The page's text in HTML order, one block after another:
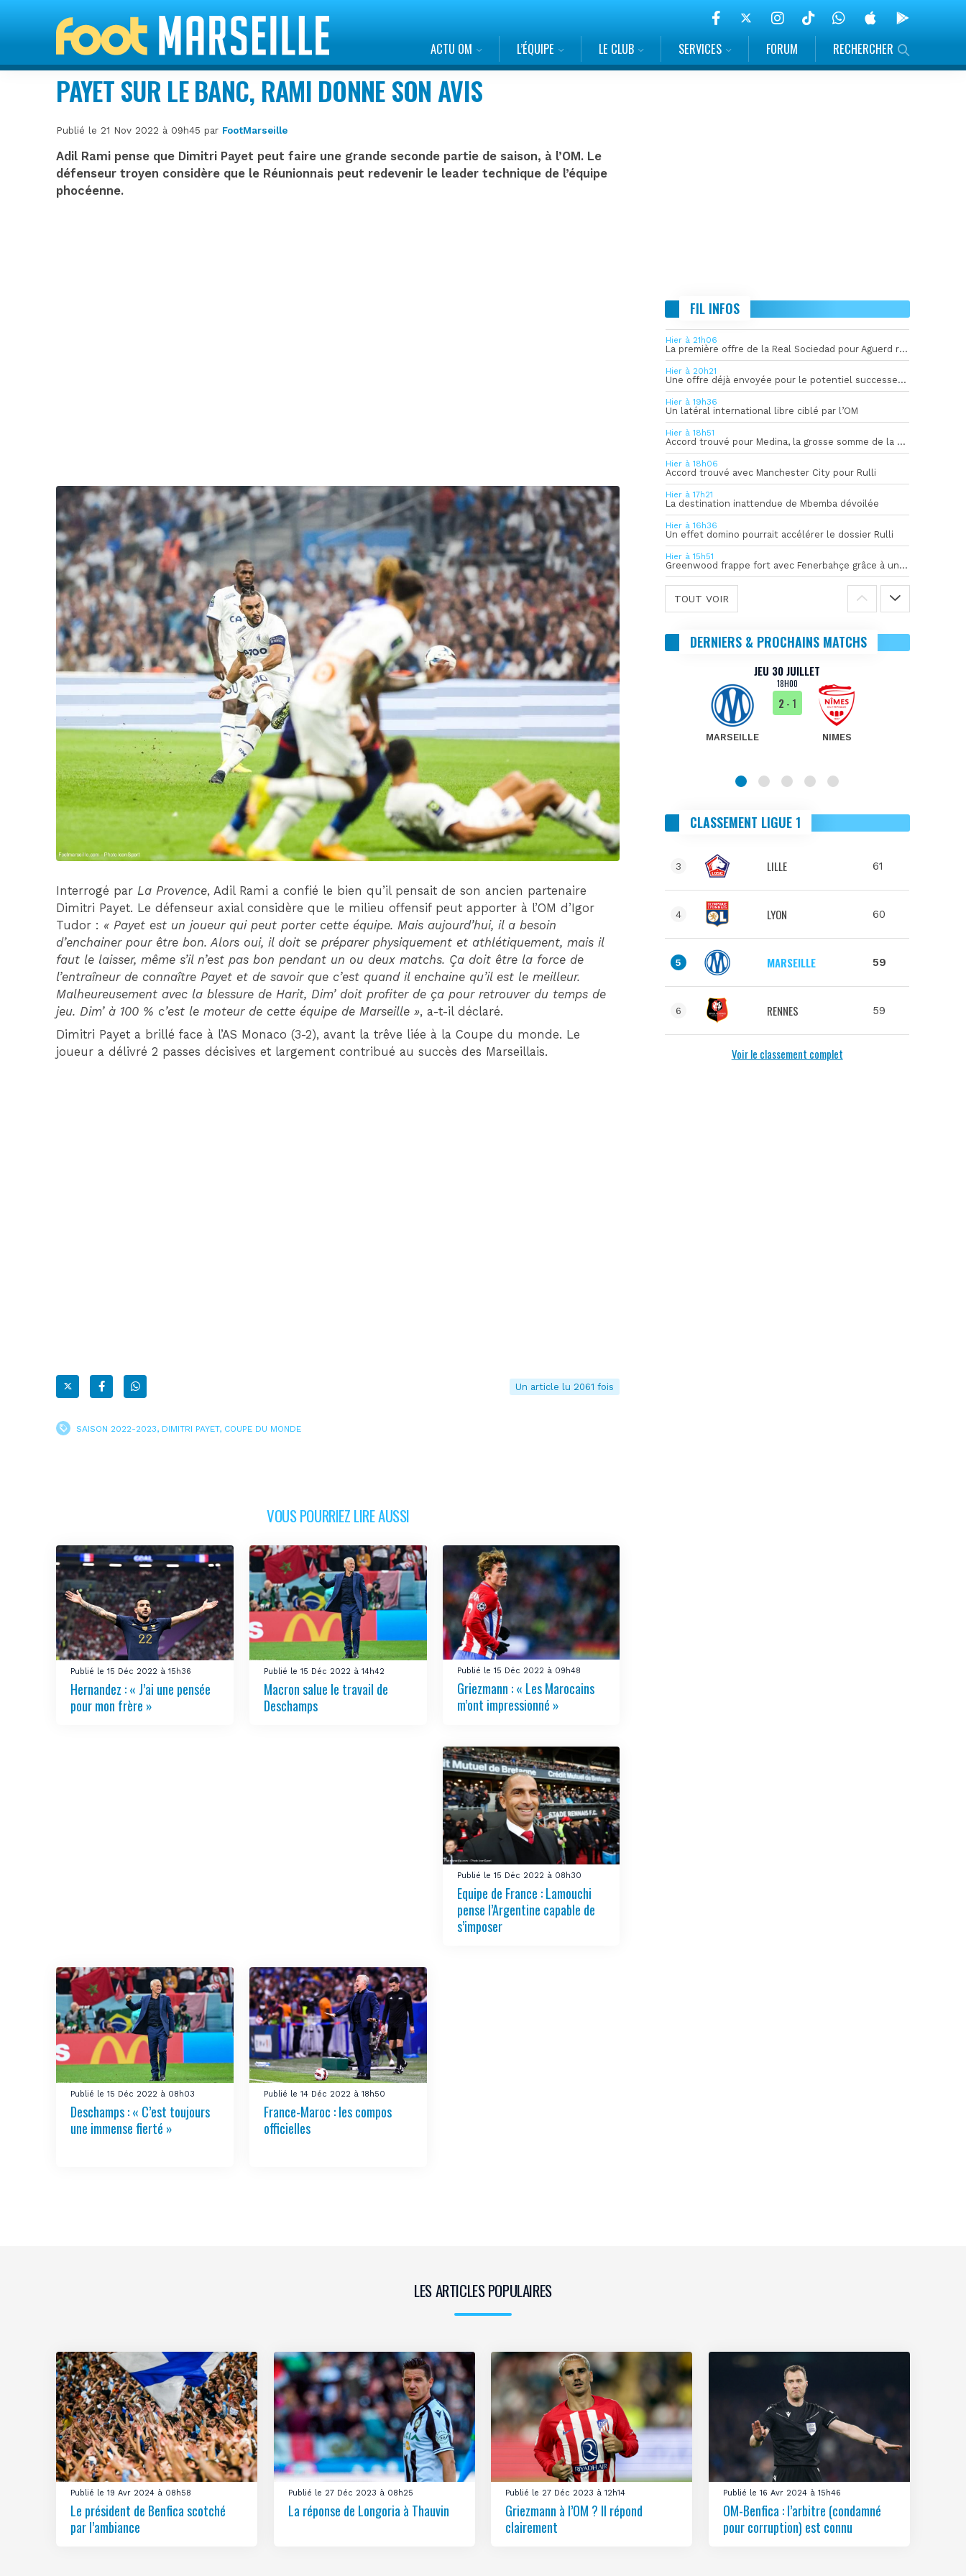
ACTU OM L’ÉQUIPE LE CLUB SERVICES FORUM RECHERCHER
PAYET SUR LE BANC, RAMI DONNE SON AVIS
Publié le 21 Nov 2022 à 09h45 par FootMarseille
Adil Rami pense que Dimitri Payet peut faire une grande seconde partie de saison, à l’OM. Le
défenseur troyen considère que le Réunionnais peut redevenir le leader technique de l’équipe
phocéenne.
Interrogé par La Provence, Adil Rami a confié le bien qu’il pensait de son ancien partenaire
Dimitri Payet. Le défenseur axial considère que le milieu offensif peut apporter à l’OM d’Igor
Tudor : « Payet est un joueur qui peut porter cette équipe. Mais aujourd’hui, il a besoin
d’enchainer pour être bon. Alors oui, il doit se préparer physiquement et athlétiquement, mais il
faut le laisser, même s’il n’est pas bon pendant un ou deux matchs. Ça doit être la force de
l’entraîneur de connaître Payet et de savoir que c’est quand il enchaine qu’il est le meilleur.
Malheureusement avec la blessure de Harit, Dim’ doit profiter de ça pour retrouver du temps de
jeu. Dim’ à 100 % c’est le moteur de cette équipe de Marseille », a-t-il déclaré.
Dimitri Payet a brillé face à l’AS Monaco (3-2), avant la trêve liée à la Coupe du monde. Le
joueur a délivré 2 passes décisives et largement contribué au succès des Marseillais.
Un article lu 2061 fois
SAISON 2022-2023, DIMITRI PAYET, COUPE DU MONDE
VOUS POURRIEZ LIRE AUSSI
Publié le 15 Déc 2022 à 15h36
Hernandez : « J’ai une pensée
pour mon frère »
Publié le 15 Déc 2022 à 14h42
Macron salue le travail de
Deschamps
Publié le 15 Déc 2022 à 09h48
Griezmann : « Les Marocains
m’ont impressionné »
Publié le 15 Déc 2022 à 08h30
Equipe de France : Lamouchi
pense l’Argentine capable de
s’imposer
Publié le 15 Déc 2022 à 08h03
Deschamps : « C’est toujours
une immense fierté »
Publié le 14 Déc 2022 à 18h50
France-Maroc : les compos
officielles
FIL INFOS
Hier à 21h06
La première offre de la Real Sociedad pour Aguerd refusée par l’OM
Hier à 20h21
Une offre déjà envoyée pour le potentiel successeur de Rulli
Hier à 19h36
Un latéral international libre ciblé par l’OM
Hier à 18h51
Accord trouvé pour Medina, la grosse somme de la vente dévoilée
Hier à 18h06
Accord trouvé avec Manchester City pour Rulli
Hier à 17h21
La destination inattendue de Mbemba dévoilée
Hier à 16h36
Un effet domino pourrait accélérer le dossier Rulli
Hier à 15h51
Greenwood frappe fort avec Fenerbahçe grâce à un but spectaculaire
TOUT VOIR
DERNIERS & PROCHAINS MATCHS
DIM 30 AOÛT
20H45
MONACO MARSEILLE
JEU 30 JUILLET
18H00
MARSEILLE
2- 1
NIMES
CLASSEMENT LIGUE 1
3 LILLE 61
4 LYON 60
5 MARSEILLE 59
6 RENNES 59
Voir le classement complet
LES ARTICLES POPULAIRES
Publié le 19 Avr 2024 à 08h58
Le président de Benfica scotché
par l’ambiance
Publié le 27 Déc 2023 à 08h25
La réponse de Longoria à Thauvin
Publié le 27 Déc 2023 à 12h14
Griezmann à l’OM ? Il répond
clairement
Publié le 16 Avr 2024 à 15h46
OM-Benfica : l’arbitre (condamné
pour corruption) est connu